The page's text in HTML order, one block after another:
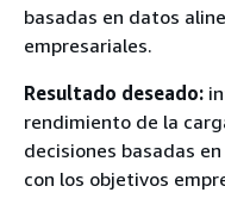
basadas en datos
empresariales.
Resultado deseado:
rendimiento de la
decisiones basadas
con los objetivos